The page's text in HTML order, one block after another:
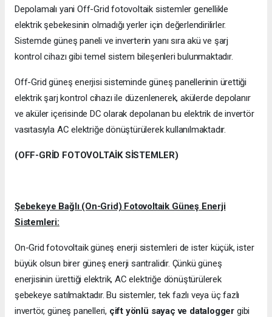
Depolamalı yani Off-Grid fotovoltaik sistemler genellikle
elektrik şebekesinin olmadığı yerler için değerlendirilirler.
Sistemde güneş paneli ve inverterin yanı sıra akü ve şarj
kontrol cihazı gibi temel sistem bileşenleri bulunmaktadır.
Off-Grid güneş enerjisi sisteminde güneş panellerinin ürettiği
elektrik şarj kontrol cihazı ile düzenlenerek, akülerde depolanır
ve aküler içerisinde DC olarak depolanan bu elektrik de invertör
vasıtasıyla AC elektriğe dönüştürülerek kullanılmaktadır.
(OFF-GRİD FOTOVOLTAİK SİSTEMLER)
Şebekeye Bağlı (On-Grid) Fotovoltaik Güneş Enerji
Sistemleri:
On-Grid fotovoltaik güneş enerji sistemleri de ister küçük, ister
büyük olsun birer güneş enerji santralidir. Çünkü güneş
enerjisinin ürettiği elektrik, AC elektriğe dönüştürülerek
şebekeye satılmaktadır. Bu sistemler, tek fazlı veya üç fazlı
invertör, güneş panelleri, çift yönlü sayaç ve datalogger gibi